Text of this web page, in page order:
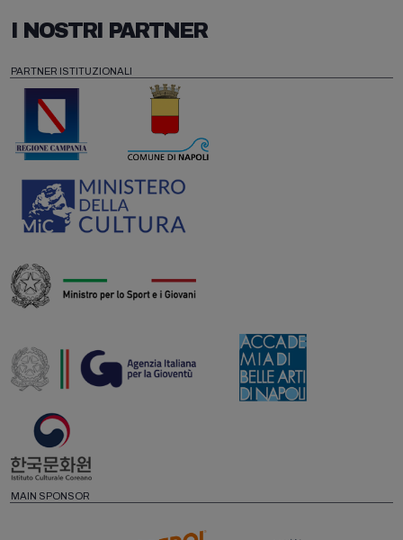
I NOSTRI PARTNER
PARTNER ISTITUZIONALI
MAIN SPONSOR